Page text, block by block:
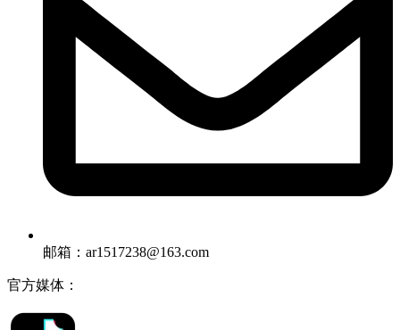
邮箱：ar1517238@163.com
官方媒体：